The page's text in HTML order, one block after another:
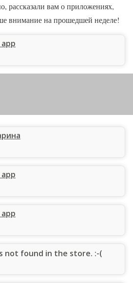
рассказали вам о приложениях,
внимание на прошедшей неделе!
not found in the store. :-(